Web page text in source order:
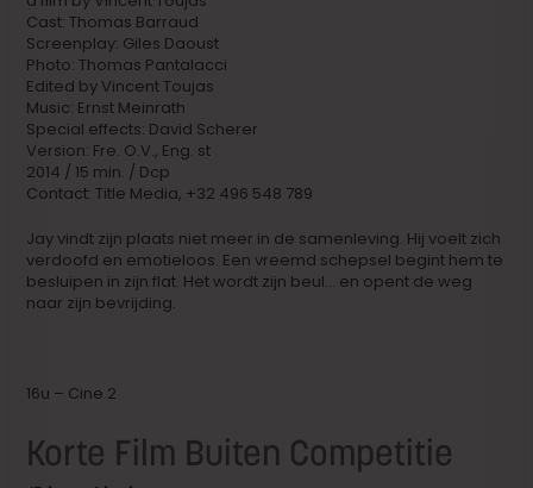
Cast: Thomas Barraud
Screenplay: Giles Daoust
Photo: Thomas Pantalacci
Edited by Vincent Toujas
Music: Ernst Meinrath
Special effects: David Scherer
Version: Fre. O.V., Eng. st
2014 / 15 min. / Dcp
Contact: Title Media, +32 496 548 789
Jay vindt zijn plaats niet meer in de samenleving. Hij voelt zich
verdoofd en emotieloos. Een vreemd schepsel begint hem te
besluipen in zijn flat. Het wordt zijn beul… en opent de weg
naar zijn bevrijding.
16u – Cine 2
Korte Film Buiten Competitie